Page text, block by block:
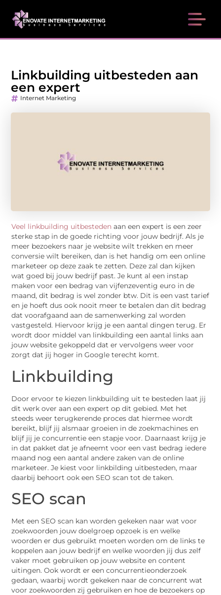
Linkbuilding uitbesteden aan
een expert
Internet Marketing
Veel linkbuilding uitbesteden aan een expert is een zeer
sterke stap in de goede richting voor jouw bedrijf. Als je
meer bezoekers naar je website wilt trekken en meer
conversie wilt bereiken, dan is het handig om een online
marketeer op deze zaak te zetten. Deze zal dan kijken
wat goed bij jouw bedrijf past. Je kunt al een instap
maken voor een bedrag van vijfenzeventig euro in de
maand, dit bedrag is wel zonder btw. Dit is een vast tarief
en je hoeft dus ook nooit meer te betalen dan dit bedrag
dat voorafgaand aan de samenwerking zal worden
vastgesteld. Hiervoor krijg je een aantal dingen terug. Er
wordt door middel van linkbuilding een aantal links aan
jouw website gekoppeld dat er vervolgens weer voor
zorgt dat jij hoger in Google terecht komt.
Linkbuilding
Door ervoor te kiezen linkbuilding uit te besteden laat jij
dit werk over aan een expert op dit gebied. Met het
steeds weer terugkerende proces dat hiermee wordt
bereikt, blijf jij alsmaar groeien in de zoekmachines en
blijf jij je concurrentie een stapje voor. Daarnaast krijg je
in dat pakket dat je afneemt voor een vast bedrag iedere
maand nog een aantal andere zaken van de online
marketeer. Je kiest voor linkbilding uitbesteden, maar
daarbij behoort ook een SEO scan tot de taken.
SEO scan
Met een SEO scan kan worden gekeken naar wat voor
zoekwoorden jouw doelgroep opzoek is en welke
woorden er dus gebruikt moeten worden om de links te
koppelen aan jouw bedrijf en welke woorden jij dus zelf
vaker moet gebruiken op jouw website en content
uitingen. Ook wordt er een concurrentieonderzoek
gedaan, waarbij wordt gekeken naar de concurrent wat
voor zoekwoorden zij gebruiken en hoe de bezoekers op